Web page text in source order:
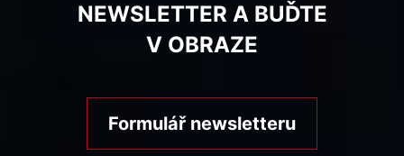
NEWSLETTER A BUĎTE
V OBRAZE
Formulář newsletteru